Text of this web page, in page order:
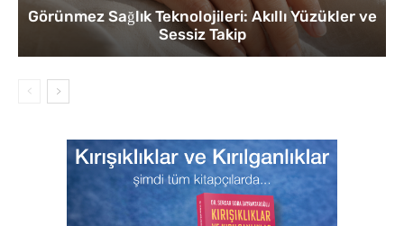
Görünmez Sağlık Teknolojileri: Akıllı Yüzükler ve
Sessiz Takip